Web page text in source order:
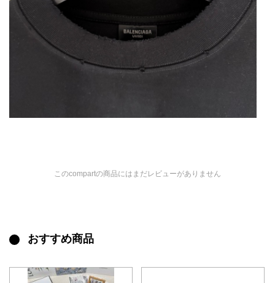
このcompartの商品にはまだレビューがありません
おすすめ商品